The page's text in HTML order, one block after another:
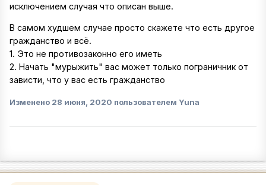
исключением случая что описан выше.
В самом худшем случае просто скажете что есть другое
гражданство и всё.
1. Это не противозаконно его иметь
2. Начать "мурыжить" вас может только пограничник от
зависти, что у вас есть гражданство
Изменено 28 июня, 2020 пользователем Yuna